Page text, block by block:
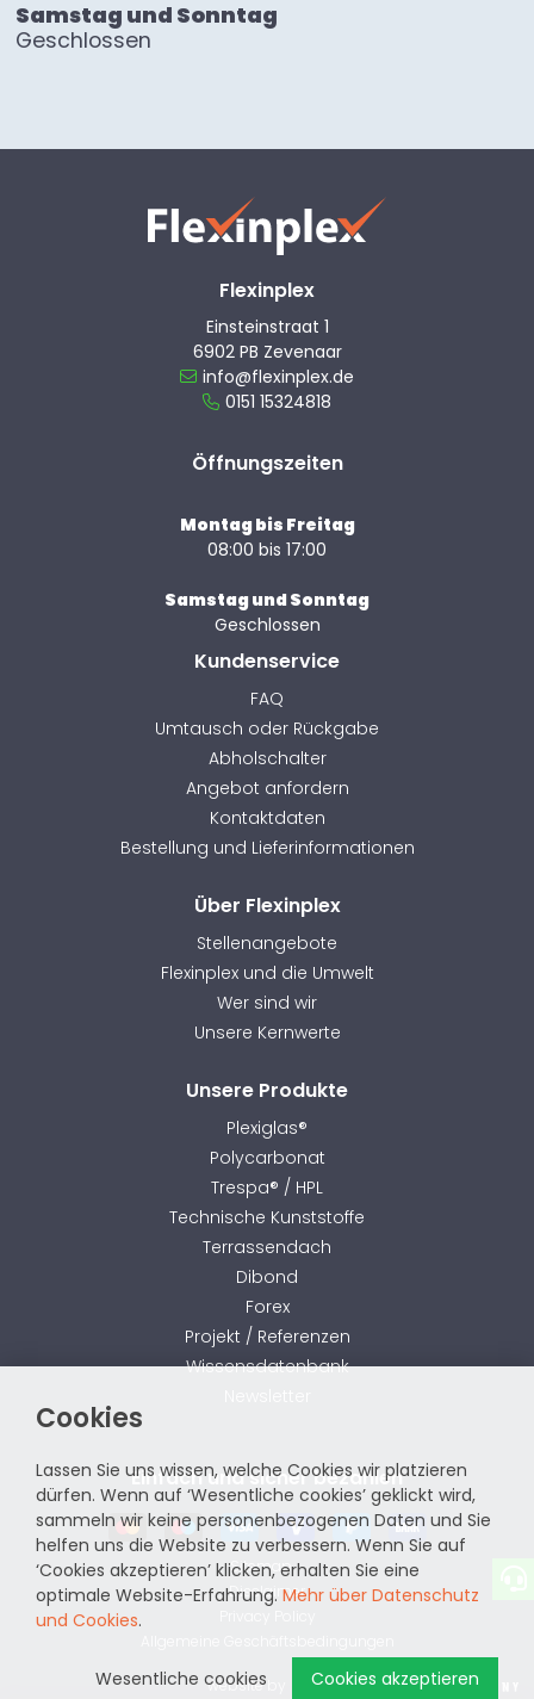
Cookies
Lassen Sie uns wissen, welche Cookies wir platzieren
dürfen. Wenn auf ‘Wesentliche cookies’ geklickt wird,
sammeln wir keine personenbezogenen Daten und Sie
helfen uns die Website zu verbessern. Wenn Sie auf
‘Cookies akzeptieren’ klicken, erhalten Sie eine
optimale Website-Erfahrung. Mehr über Datenschutz
und Cookies.
Cookies akzeptieren
Wesentliche cookies
Samstag und Sonntag
Geschlossen
Flexinplex
Einsteinstraat 1
6902 PB Zevenaar
info@flexinplex.de
0151 15324818
Öffnungszeiten
Montag bis Freitag
08:00 bis 17:00
Samstag und Sonntag
Geschlossen
Kundenservice
FAQ
Umtausch oder Rückgabe
Abholschalter
Angebot anfordern
Kontaktdaten
Bestellung und Lieferinformationen
Über Flexinplex
Stellenangebote
Flexinplex und die Umwelt
Wer sind wir
Unsere Kernwerte
Unsere Produkte
Plexiglas®
Polycarbonat
Trespa® / HPL
Technische Kunststoffe
Terrassendach
Dibond
Forex
Projekt / Referenzen
Wissensdatenbank
Einfach und sicher bezahlen
Sitemap
Disclaimer
website by